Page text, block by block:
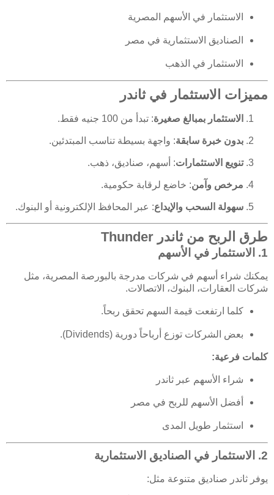
الاستثمار في الأسهم المصرية
الصناديق الاستثمارية في مصر
الاستثمار في الذهب
مميزات الاستثمار في ثاندر
الاستثمار بمبالغ صغيرة: تبدأ من 100 جنيه فقط.
بدون خبرة سابقة: واجهة بسيطة تناسب المبتدئين.
تنويع الاستثمارات: أسهم، صناديق، ذهب.
مرخص وآمن: خاضع لرقابة حكومية.
سهولة السحب والإيداع: عبر المحافظ الإلكترونية أو البنوك.
طرق الربح من ثاندر Thunder
1. الاستثمار في الأسهم
يمكنك شراء أسهم في شركات مدرجة بالبورصة المصرية، مثل
شركات العقارات، البنوك، الاتصالات.
كلما ارتفعت قيمة السهم تحقق ربحاً.
بعض الشركات توزع أرباحاً دورية (Dividends).
كلمات فرعية:
شراء الأسهم عبر ثاندر
أفضل الأسهم للربح في مصر
استثمار طويل المدى
2. الاستثمار في الصناديق الاستثمارية
يوفر ثاندر صناديق متنوعة مثل: